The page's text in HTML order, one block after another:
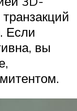
Если
вы